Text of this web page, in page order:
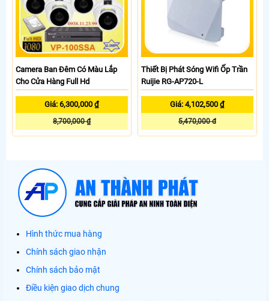
Camera Ban Đêm Có Màu Lắp
Cho Cửa Hàng Full Hd
Giá: 6,300,000 ₫
8,700,000 ₫
Thiết Bị Phát Sóng Wifi Ốp Trần
Ruijie RG-AP720-L
Giá: 4,102,500 ₫
5,470,000 đ
Hình thức mua hàng
Chính sách giao nhận
Chính sách bảo mật
Điều kiện giao dịch chung